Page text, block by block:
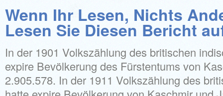
Wenn Ihr Lesen, Nichts
Lesen Sie Diesen Bericht
In der 1901 Volkszählung des britischen
expire Bevölkerung des Fürstentums von
2.905.578. In der 1911 Volkszählung des